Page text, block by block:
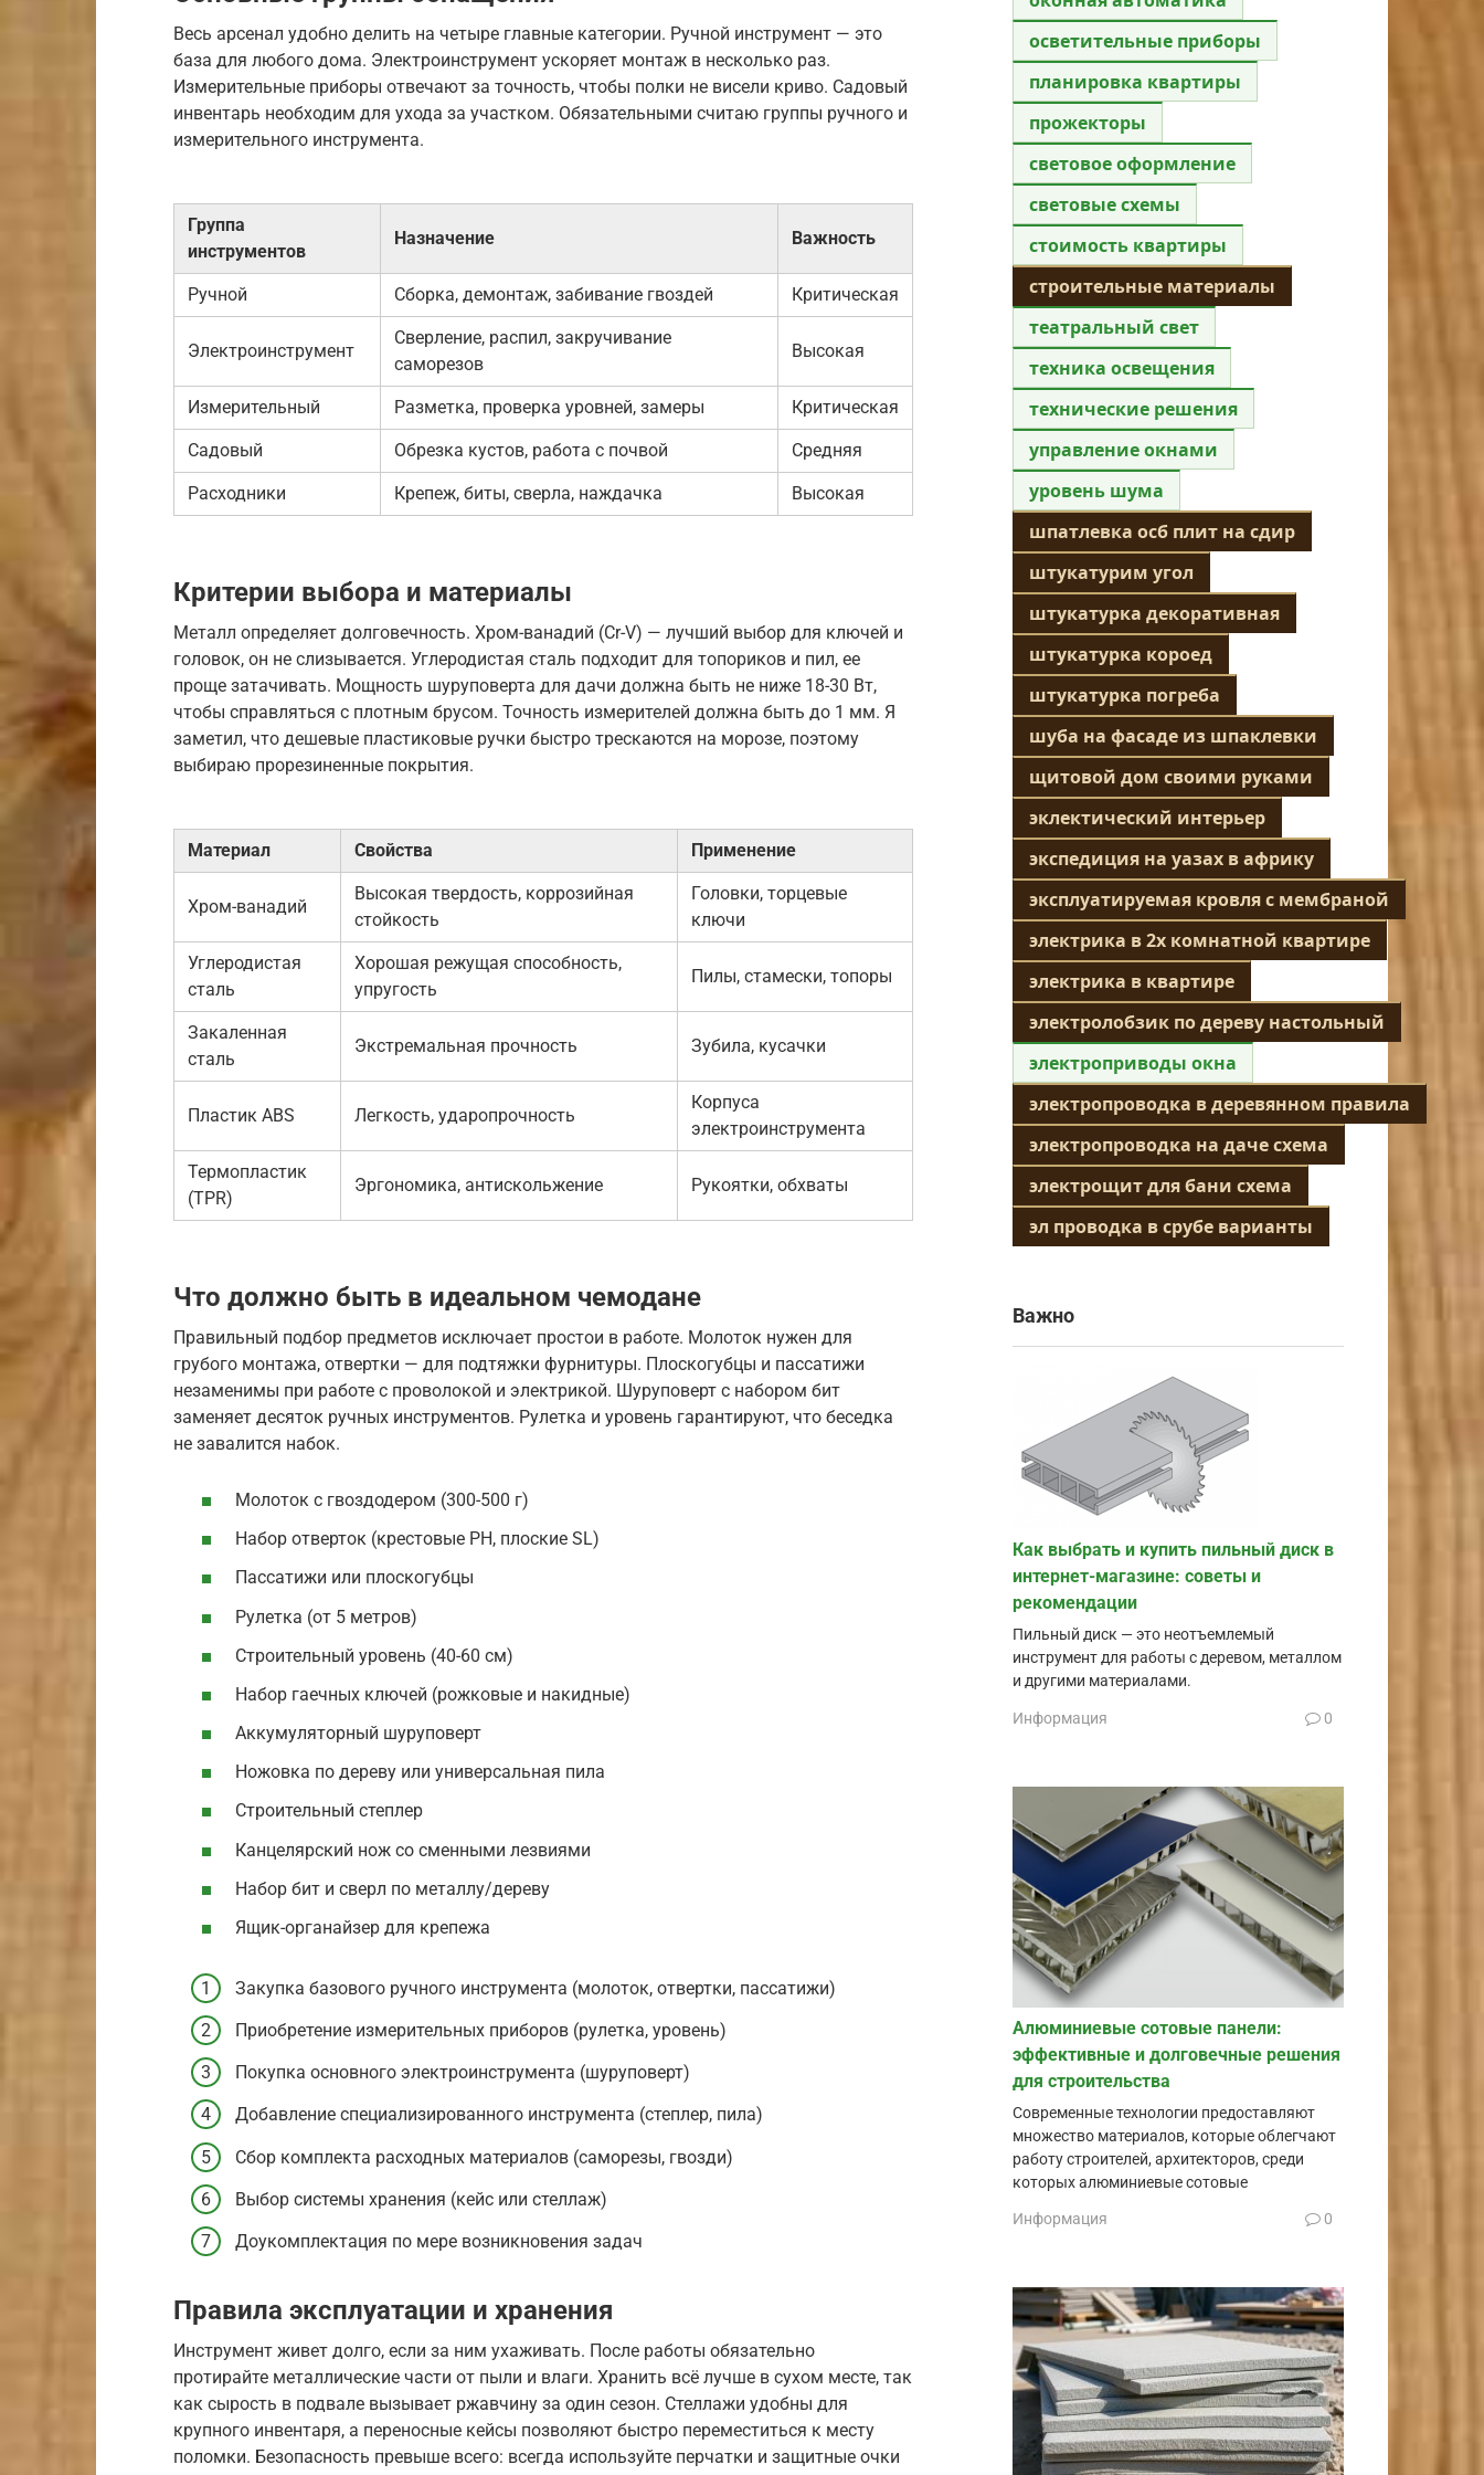
Весь арсенал удобно делить на четыре главные категории. Ручной инструмент — это
база для любого дома. Электроинструмент ускоряет монтаж в несколько раз.
Измерительные приборы отвечают за точность, чтобы полки не висели криво. Садовый
инвентарь необходим для ухода за участком. Обязательными считаю группы ручного и
измерительного инструмента.
Группа
инструментов
Назначение Важность
Ручной Сборка, демонтаж, забивание гвоздей Критическая
Электроинструмент
Сверление, распил, закручивание
саморезов
Высокая
Измерительный Разметка, проверка уровней, замеры Критическая
Садовый Обрезка кустов, работа с почвой Средняя
Расходники Крепеж, биты, сверла, наждачка Высокая
Критерии выбора и материалы
Металл определяет долговечность. Хром-ванадий (Cr-V) — лучший выбор для ключей и
головок, он не слизывается. Углеродистая сталь подходит для топориков и пил, ее
проще затачивать. Мощность шуруповерта для дачи должна быть не ниже 18-30 Вт,
чтобы справляться с плотным брусом. Точность измерителей должна быть до 1 мм. Я
заметил, что дешевые пластиковые ручки быстро трескаются на морозе, поэтому
выбираю прорезиненные покрытия.
Материал Свойства Применение
Хром-ванадий
Высокая твердость, коррозийная
стойкость
Головки, торцевые
ключи
Углеродистая
сталь
Хорошая режущая способность,
упругость
Пилы, стамески, топоры
Закаленная
сталь
Экстремальная прочность Зубила, кусачки
Пластик ABS Легкость, ударопрочность
Корпуса
электроинструмента
Термопластик
(TPR)
Эргономика, антискольжение Рукоятки, обхваты
Что должно быть в идеальном чемодане
Правильный подбор предметов исключает простои в работе. Молоток нужен для
грубого монтажа, отвертки — для подтяжки фурнитуры. Плоскогубцы и пассатижи
незаменимы при работе с проволокой и электрикой. Шуруповерт с набором бит
заменяет десяток ручных инструментов. Рулетка и уровень гарантируют, что беседка
не завалится набок.
Молоток с гвоздодером (300-500 г)
Набор отверток (крестовые PH, плоские SL)
Пассатижи или плоскогубцы
Рулетка (от 5 метров)
Строительный уровень (40-60 см)
Набор гаечных ключей (рожковые и накидные)
Аккумуляторный шуруповерт
Ножовка по дереву или универсальная пила
Строительный степлер
Канцелярский нож со сменными лезвиями
Набор бит и сверл по металлу/дереву
Ящик-органайзер для крепежа
Закупка базового ручного инструмента (молоток, отвертки, пассатижи)
Приобретение измерительных приборов (рулетка, уровень)
Покупка основного электроинструмента (шуруповерт)
Добавление специализированного инструмента (степлер, пила)
Сбор комплекта расходных материалов (саморезы, гвозди)
Выбор системы хранения (кейс или стеллаж)
Доукомплектация по мере возникновения задач
Правила эксплуатации и хранения
Инструмент живет долго, если за ним ухаживать. После работы обязательно
протирайте металлические части от пыли и влаги. Хранить всё лучше в сухом месте, так
как сырость в подвале вызывает ржавчину за один сезон. Стеллажи удобны для
крупного инвентаря, а переносные кейсы позволяют быстро переместиться к месту
поломки. Безопасность превыше всего: всегда используйте перчатки и защитные очки
осветительные приборы
планировка квартиры
прожекторы
световое оформление
световые схемы
стоимость квартиры
строительные материалы
театральный свет
техника освещения
технические решения
управление окнами
уровень шума
шпатлевка осб плит на сдир
штукатурим угол
штукатурка декоративная
штукатурка короед
штукатурка погреба
шуба на фасаде из шпаклевки
щитовой дом своими руками
эклектический интерьер
экспедиция на уазах в африку
эксплуатируемая кровля с мембраной
электрика в 2х комнатной квартире
электрика в квартире
электролобзик по дереву настольный
электроприводы окна
электропроводка в деревянном правила
электропроводка на даче схема
электрощит для бани схема
эл проводка в срубе варианты
Важно
Как выбрать и купить пильный диск в
интернет-магазине: советы и
рекомендации
Пильный диск — это неотъемлемый
инструмент для работы с деревом, металлом
и другими материалами.
Информация 0
Алюминиевые сотовые панели:
эффективные и долговечные решения
для строительства
Современные технологии предоставляют
множество материалов, которые облегчают
работу строителей, архитекторов, среди
которых алюминиевые сотовые
Информация 0